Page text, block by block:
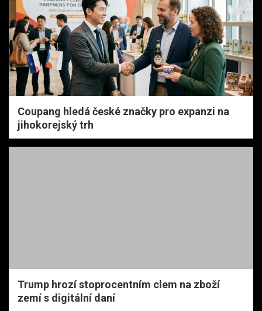
Coupang hledá české značky pro expanzi na
jihokorejský trh
Trump hrozí stoprocentním clem na zboží
zemí s digitální daní